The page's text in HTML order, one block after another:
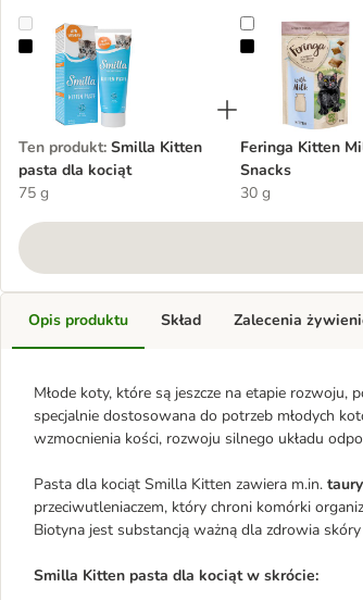
Smilla Kitten pasta dla kociąt
Ten produkt: Smilla Kitten
pasta dla kociąt
75 g
Feringa Kitten
Feringa Kitten
Snacks
30 g
Opis produktu
Młode koty, które są jeszcze na etapie
specjalnie dostosowana do potrzeb młodych
wzmocnienia kości, rozwoju silnego układu
Pasta dla kociąt Smilla Kitten zawiera m.in.
przeciwutleniaczem, który chroni komórki
Biotyna jest substancją ważną dla zdrowia
Smilla Kitten pasta dla kociąt w skrócie:
Skład Zalecenia